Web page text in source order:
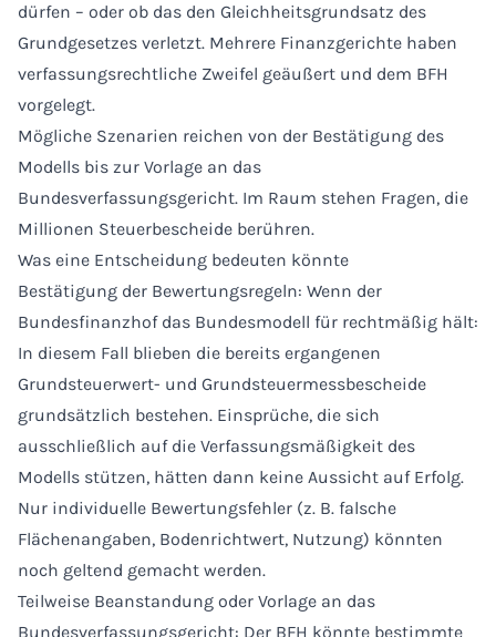
dürfen – oder ob das den Gleichheitsgrundsatz des
Grundgesetzes verletzt. Mehrere Finanzgerichte haben
verfassungsrechtliche Zweifel geäußert und dem BFH
vorgelegt.
Mögliche Szenarien reichen von der Bestätigung des
Modells bis zur Vorlage an das
Bundesverfassungsgericht. Im Raum stehen Fragen, die
Millionen Steuerbescheide berühren.
Was eine Entscheidung bedeuten könnte
Bestätigung der Bewertungsregeln: Wenn der
Bundesfinanzhof das Bundesmodell für rechtmäßig hält:
In diesem Fall blieben die bereits ergangenen
Grundsteuerwert- und Grundsteuermessbescheide
grundsätzlich bestehen. Einsprüche, die sich
ausschließlich auf die Verfassungsmäßigkeit des
Modells stützen, hätten dann keine Aussicht auf Erfolg.
Nur individuelle Bewertungsfehler (z. B. falsche
Flächenangaben, Bodenrichtwert, Nutzung) könnten
noch geltend gemacht werden.
Teilweise Beanstandung oder Vorlage an das
Bundesverfassungsgericht: Der BFH könnte bestimmte